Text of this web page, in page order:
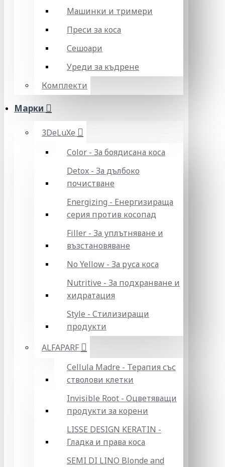
Машинки и тримери
Преси за коса
Сешоари
Уреди за къдрене
Комплекти
Марки
3DeLuXe
Color - За боядисана коса
Detox - За дълбоко
почистване
Energizing - Енергизираща
серия против косопад
Filler - За уплътняване и
възстановяване
No Yellow - За руса коса
Nutritive - За подхранване и
хидратация
Style - Стилизиращи
продукти
ALFAPARF
Cellula Madre - Терапия със
стволови клетки
Invisible Root - Оцветяващи
продукти за корени
LISSE DESIGN KERATIN -
Гладка и права коса
SEMI DI LINO Blonde and